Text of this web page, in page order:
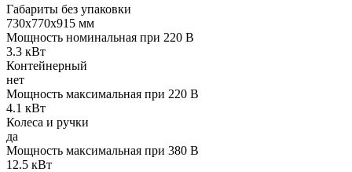
Габариты без упаковки
730х770х915 мм
Мощность номинальная при 220 В
3.3 кВт
Контейнерный
нет
Мощность максимальная при 220 В
4.1 кВт
Колеса и ручки
да
Мощность максимальная при 380 В
12.5 кВт